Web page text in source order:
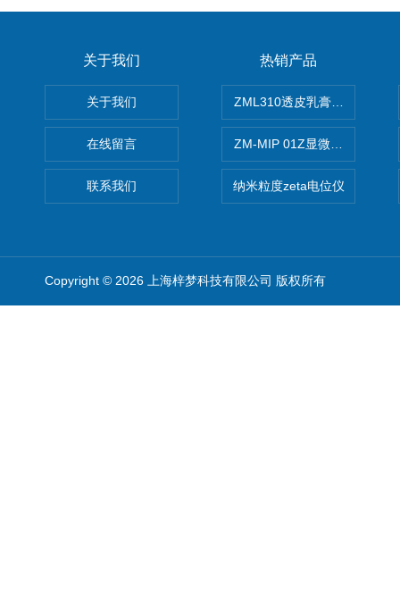
关于我们
关于我们
在线留言
联系我们
热销产品
ZML310透皮乳膏粒度晶型分
ZM-MIP 01Z显微镜法不溶性
纳米粒度zeta电位仪
Copyright © 2026 上海梓梦科技有限公司 版权所有